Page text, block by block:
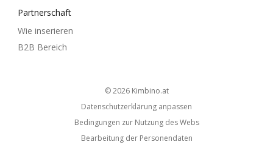
Partnerschaft
Wie inserieren
B2B Bereich
© 2026 kimbino.at
Datenschutzerklärung anpassen
Bedingungen zur Nutzung des Webs
Bearbeitung der Personendaten